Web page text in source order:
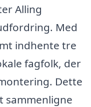
Alling
Med
indhente tre
fagfolk, der
Dette
sammenligne